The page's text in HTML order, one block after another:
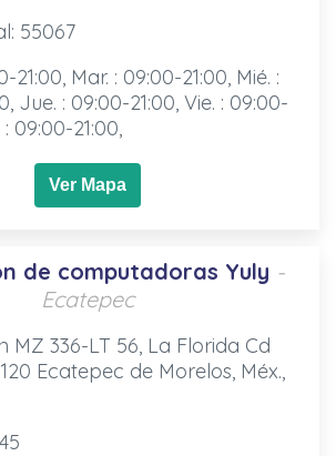
55067
21:00, Mar. : 09:00-21:00, Mié. :
Jue. : 09:00-21:00, Vie. : 09:00-
: 09:00-21:00,
Ver Mapa
de computadoras Yuly -
Ecatepec
MZ 336-LT 56, La Florida Cd
Ecatepec de Morelos, Méx.,